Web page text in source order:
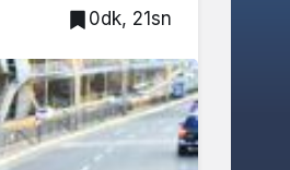
0dk, 21sn